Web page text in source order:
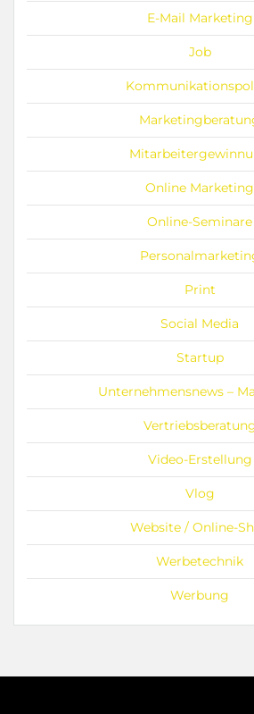
E-Mail Marketing
Job
Online Marketing
Online-Seminare
Print
Social Media
Startup
Unternehmensnews –
Video-Erstellung
Vlog
Website / Online-
Werbetechnik
Werbung